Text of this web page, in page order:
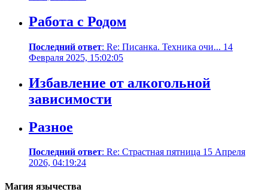
Работа с Родом
Последний ответ: Re: Писанка. Техника очи... 14
Февраля 2025, 15:02:05
Избавление от алкогольной
зависимости
Разное
Последний ответ: Re: Страстная пятница 15 Апреля
2026, 04:19:24
Магия язычества